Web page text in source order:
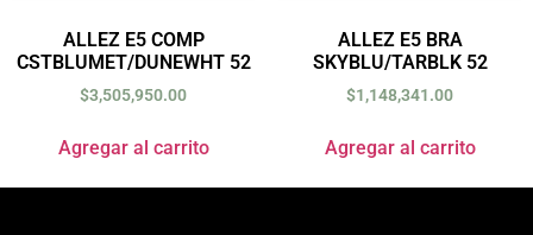
ALLEZ E5 COMP
CSTBLUMET/DUNEWHT 52
$3,505,950.00
Agregar al carrito
ALLEZ E5 BRA
SKYBLU/TARBLK 52
$1,148,341.00
Agregar al carrito